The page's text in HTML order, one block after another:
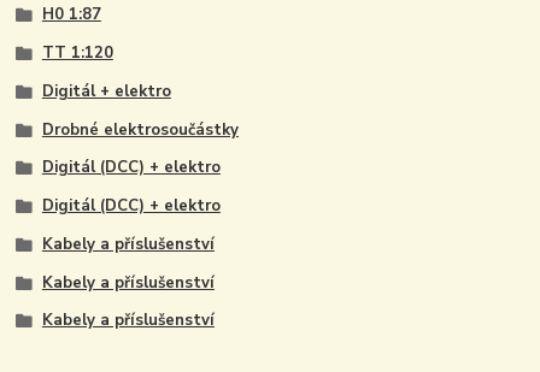
H0 1:87
TT 1:120
Digitál + elektro
Drobné elektrosoučástky
Digitál (DCC) + elektro
Digitál (DCC) + elektro
Kabely a příslušenství
Kabely a příslušenství
Kabely a příslušenství